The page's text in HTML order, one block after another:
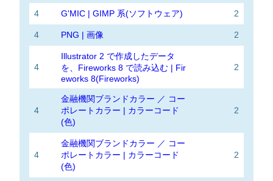
4 G'MIC | GIMP 系(ソフトウェア) 2
4 PNG | 画像 2
4
Illustrator 2 で作成したデータ
を、Fireworks 8 で読み込む | Fir
eworks 8(Fireworks)
2
4
金融機関ブランドカラー ／ コー
ポレートカラー | カラーコード
(色)
2
4
金融機関ブランドカラー ／ コー
ポレートカラー | カラーコード
(色)
2